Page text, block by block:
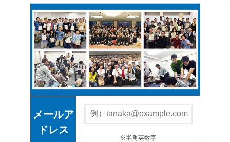
メールア
ドレス
※半角英数字